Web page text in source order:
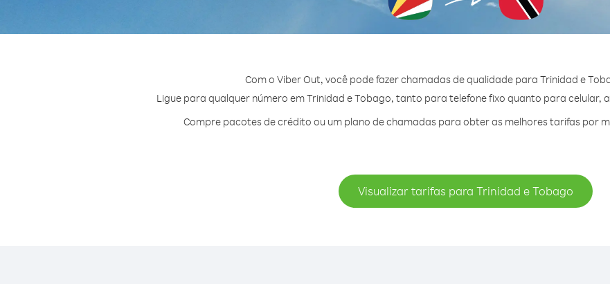
Com o Viber Out, você pode fazer chamadas de qualidade para Trinidad e
Ligue para qualquer número em Trinidad e Tobago, tanto para telefone fixo quanto para celular,
Compre pacotes de crédito ou um plano de chamadas para obter as melhores tarifas por
Visualizar tarifas para Trinidad e Tobago